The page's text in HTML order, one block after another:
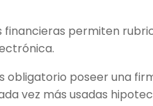
financieras permiten
obligatorio poseer una
vez más usadas